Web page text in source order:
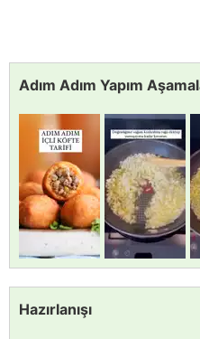
Adım Adım Yapım
Hazırlanışı